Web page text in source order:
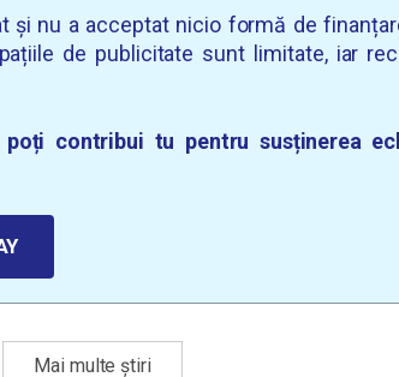
și nu a acceptat nicio formă de
de publicitate sunt limitate, iar
contribui tu pentru susținerea
Mai multe știri